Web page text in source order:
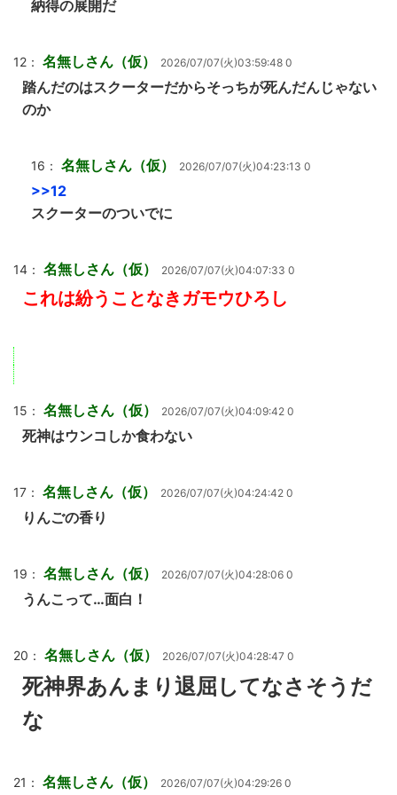
納得の展開だ
12： 名無しさん（仮） 2026/07/07(火)03:59:48 0
踏んだのはスクーターだからそっちが死んだんじゃない
のか
16： 名無しさん（仮） 2026/07/07(火)04:23:13 0
>>12
スクーターのついでに
14： 名無しさん（仮） 2026/07/07(火)04:07:33 0
これは紛うことなきガモウひろし
15： 名無しさん（仮） 2026/07/07(火)04:09:42 0
死神はウンコしか食わない
17： 名無しさん（仮） 2026/07/07(火)04:24:42 0
りんごの香り
19： 名無しさん（仮） 2026/07/07(火)04:28:06 0
うんこって…面白！
20： 名無しさん（仮） 2026/07/07(火)04:28:47 0
死神界あんまり退屈してなさそうだ
な
21： 名無しさん（仮） 2026/07/07(火)04:29:26 0